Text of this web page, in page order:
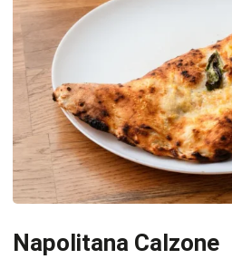
Napolitana Calzone